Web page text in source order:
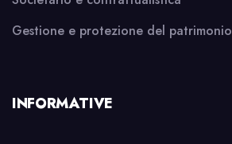
Gestione e protezione del patrimonio
INFORMATIVE